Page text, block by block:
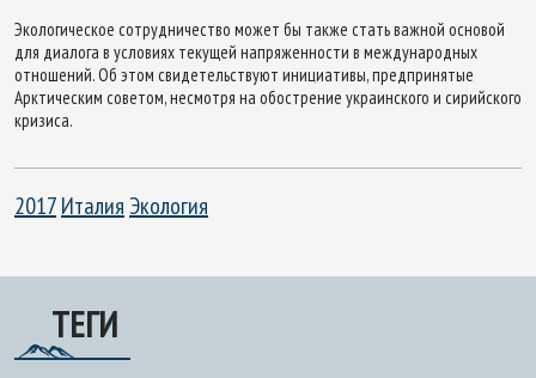
Экологическое сотрудничество может бы также стать важной основой
для диалога в условиях текущей напряженности в международных
отношений. Об этом свидетельствуют инициативы, предпринятые
Арктическим советом, несмотря на обострение украинского и сирийского
кризиса.
2017Италия Экология
ТЕГИ